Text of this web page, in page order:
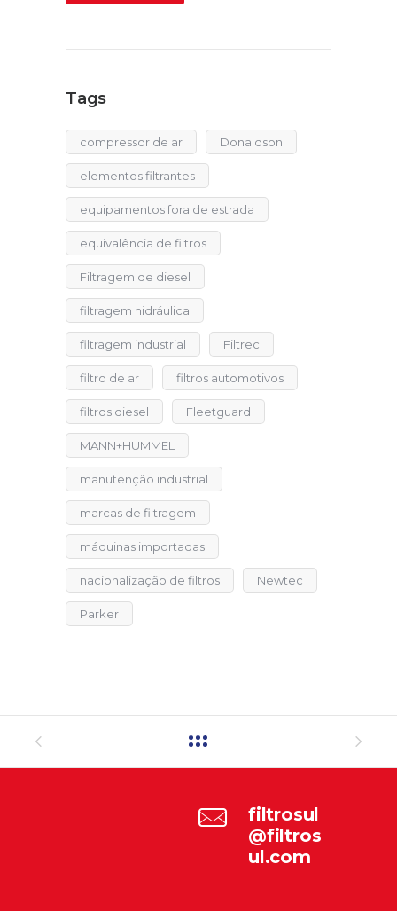
Tags
compressor de ar Donaldson
elementos filtrantes
equipamentos fora de estrada
equivalência de filtros
Filtragem de diesel
filtragem hidráulica
filtragem industrial Filtrec
filtro de ar filtros automotivos
filtros diesel Fleetguard
MANN+HUMMEL
manutenção industrial
marcas de filtragem
máquinas importadas
nacionalização de filtros Newtec
Parker
filtrosul
@filtros
ul.com